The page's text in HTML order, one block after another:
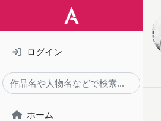
ログイン
ホーム